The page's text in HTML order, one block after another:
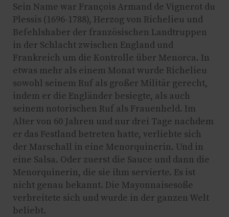
Sein Name war François Armand de Vignerot du
Plessis (1696-1788), Herzog von Richelieu und
Befehlshaber der französischen Landtruppen
in der Schlacht zwischen England und
Frankreich um die Kontrolle über Menorca. In
etwas mehr als einem Monat wurde Richelieu
sowohl seinem Ruf als großer Militär gerecht,
indem er die Engländer besiegte, als auch
seinem notorischen Ruf als Frauenheld. Im
Alter von 60 Jahren und nur drei Tage nachdem
er das Festland betreten hatte, verliebte sich
der Marschall in eine Menorquinerin. Und in
eine Salsa. Oder zuerst die Sauce und dann die
Menorquinerin, die sie ihm servierte. Es ist
nicht genau bekannt. Die Mayonnaisesoße
verbreitete sich und wurde in der ganzen Welt
beliebt.